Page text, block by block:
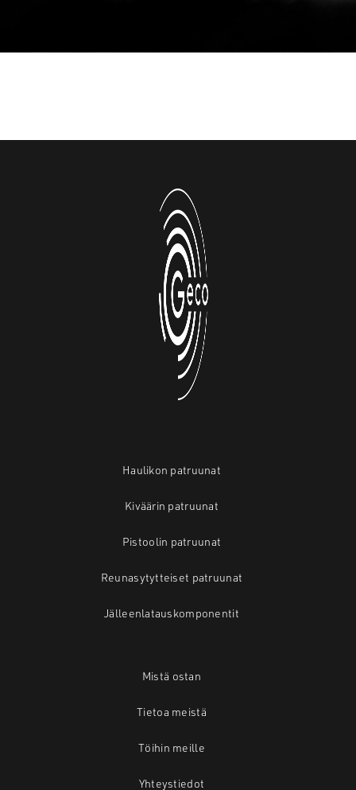
Haulikon patruunat
Kiväärin patruunat
Pistoolin patruunat
Reunasytytteiset patruunat
Jälleenlatauskomponentit
Mistä ostan
Tietoa meistä
Töihin meille
Yhteystiedot